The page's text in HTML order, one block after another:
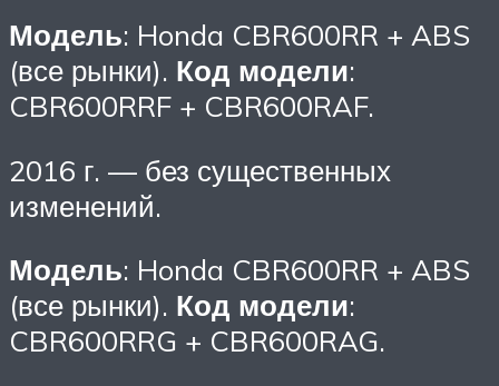
Модель: Honda CBR600RR + ABS
(все рынки). Код модели:
CBR600RRF + CBR600RAF.
2016 г. — без существенных
изменений.
Модель: Honda CBR600RR + ABS
(все рынки). Код модели:
CBR600RRG + CBR600RAG.